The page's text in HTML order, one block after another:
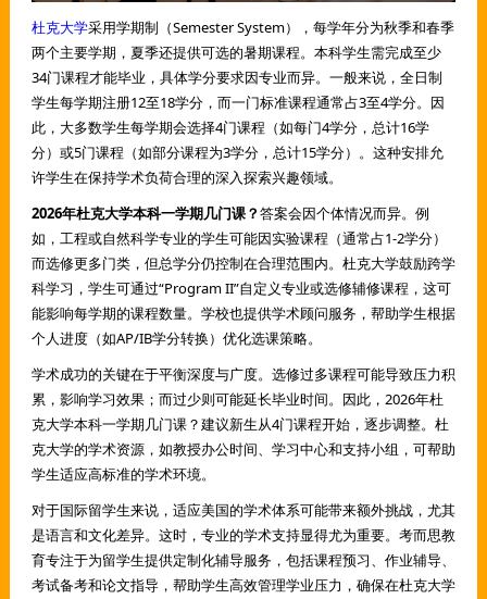
杜克大学采用学期制（Semester System），每学年分为秋季和春季
两个主要学期，夏季还提供可选的暑期课程。本科学生需完成至少
34门课程才能毕业，具体学分要求因专业而异。一般来说，全日制
学生每学期注册12至18学分，而一门标准课程通常占3至4学分。因
此，大多数学生每学期会选择4门课程（如每门4学分，总计16学
分）或5门课程（如部分课程为3学分，总计15学分）。这种安排允
许学生在保持学术负荷合理的深入探索兴趣领域。
2026年杜克大学本科一学期几门课？答案会因个体情况而异。例
如，工程或自然科学专业的学生可能因实验课程（通常占1-2学分）
而选修更多门类，但总学分仍控制在合理范围内。杜克大学鼓励跨学
科学习，学生可通过“Program II”自定义专业或选修辅修课程，这可
能影响每学期的课程数量。学校也提供学术顾问服务，帮助学生根据
个人进度（如AP/IB学分转换）优化选课策略。
学术成功的关键在于平衡深度与广度。选修过多课程可能导致压力积
累，影响学习效果；而过少则可能延长毕业时间。因此，2026年杜
克大学本科一学期几门课？建议新生从4门课程开始，逐步调整。杜
克大学的学术资源，如教授办公时间、学习中心和支持小组，可帮助
学生适应高标准的学术环境。
对于国际留学生来说，适应美国的学术体系可能带来额外挑战，尤其
是语言和文化差异。这时，专业的学术支持显得尤为重要。考而思教
育专注于为留学生提供定制化辅导服务，包括课程预习、作业辅导、
考试备考和论文指导，帮助学生高效管理学业压力，确保在杜克大学